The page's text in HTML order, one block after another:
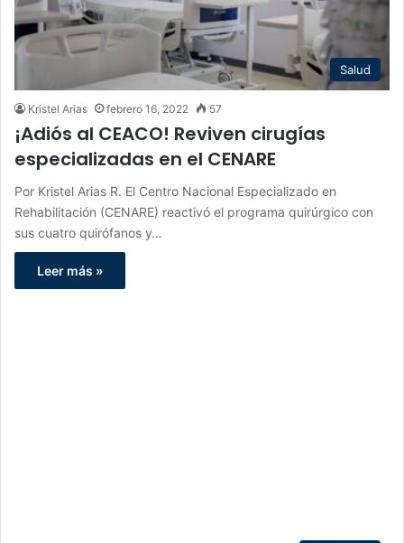
Salud
Kristel Arias febrero 16, 2022 57
¡Adiós al CEACO! Reviven cirugías
especializadas en el CENARE
Por Kristel Arias R. El Centro Nacional Especializado en
Rehabilitación (CENARE) reactivó el programa quirúrgico con
sus cuatro quirófanos y…
Leer más »